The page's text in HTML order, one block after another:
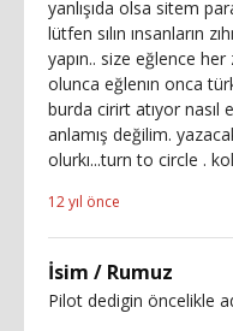
yanlışıda olsa sitem
lütfen sılın ınsanların
yapın.. size eğlence
olunca eğlenın onca
burda cirirt atıyor nasıl
anlamış değilim.
olurkı...turn to circle .
12 yıl önce
İsim / Rumuz
Pilot dedigin öncelikle